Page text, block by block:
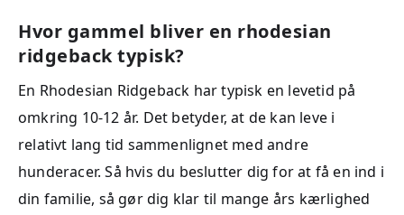
Hvor gammel bliver en rhodesian
ridgeback typisk?
En Rhodesian Ridgeback har typisk en levetid på
omkring 10-12 år. Det betyder, at de kan leve i
relativt lang tid sammenlignet med andre
hunderacer. Så hvis du beslutter dig for at få en ind i
din familie, så gør dig klar til mange års kærlighed